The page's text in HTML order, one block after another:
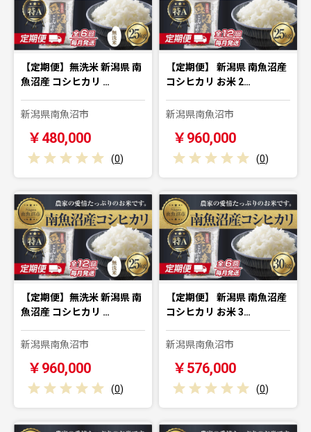
【定期便】無洗米 新潟県 南
魚沼産 コシヒカリ …
新潟県南魚沼市
￥480,000
(0)
【定期便】 新潟県 南魚沼産
コシヒカリ お米 2…
新潟県南魚沼市
￥960,000
(0)
【定期便】無洗米 新潟県 南
魚沼産 コシヒカリ …
新潟県南魚沼市
￥960,000
(0)
【定期便】 新潟県 南魚沼産
コシヒカリ お米 3…
新潟県南魚沼市
￥576,000
(0)